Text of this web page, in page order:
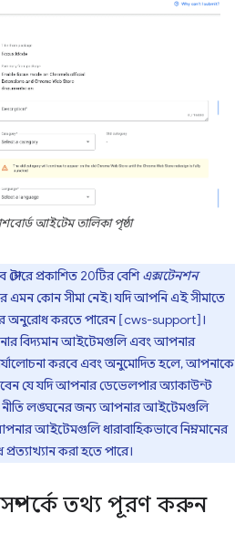
আইটেম তালিকা পৃষ্ঠা
প্রকাশিত 20টির বেশিএক্সটেনশন
এমন কোন সীমা নেই। যদি আপনি এই সীমাতে
অনুরোধ করতে পারেন [cws-support]।
বিদ্যমান আইটেমগুলি এবং আপনার
করবে এবং অনুমোদিত হলে, আপনাকে
যে যদি আপনার ডেভেলপার অ্যাকাউন্ট
নীতি লঙ্ঘনের জন্য আপনার আইটেমগুলি
আইটেমগুলি ধারাবাহিকভাবে নিম্নমানের
করা হতে পারে।
তথ্য পূরণ করুন